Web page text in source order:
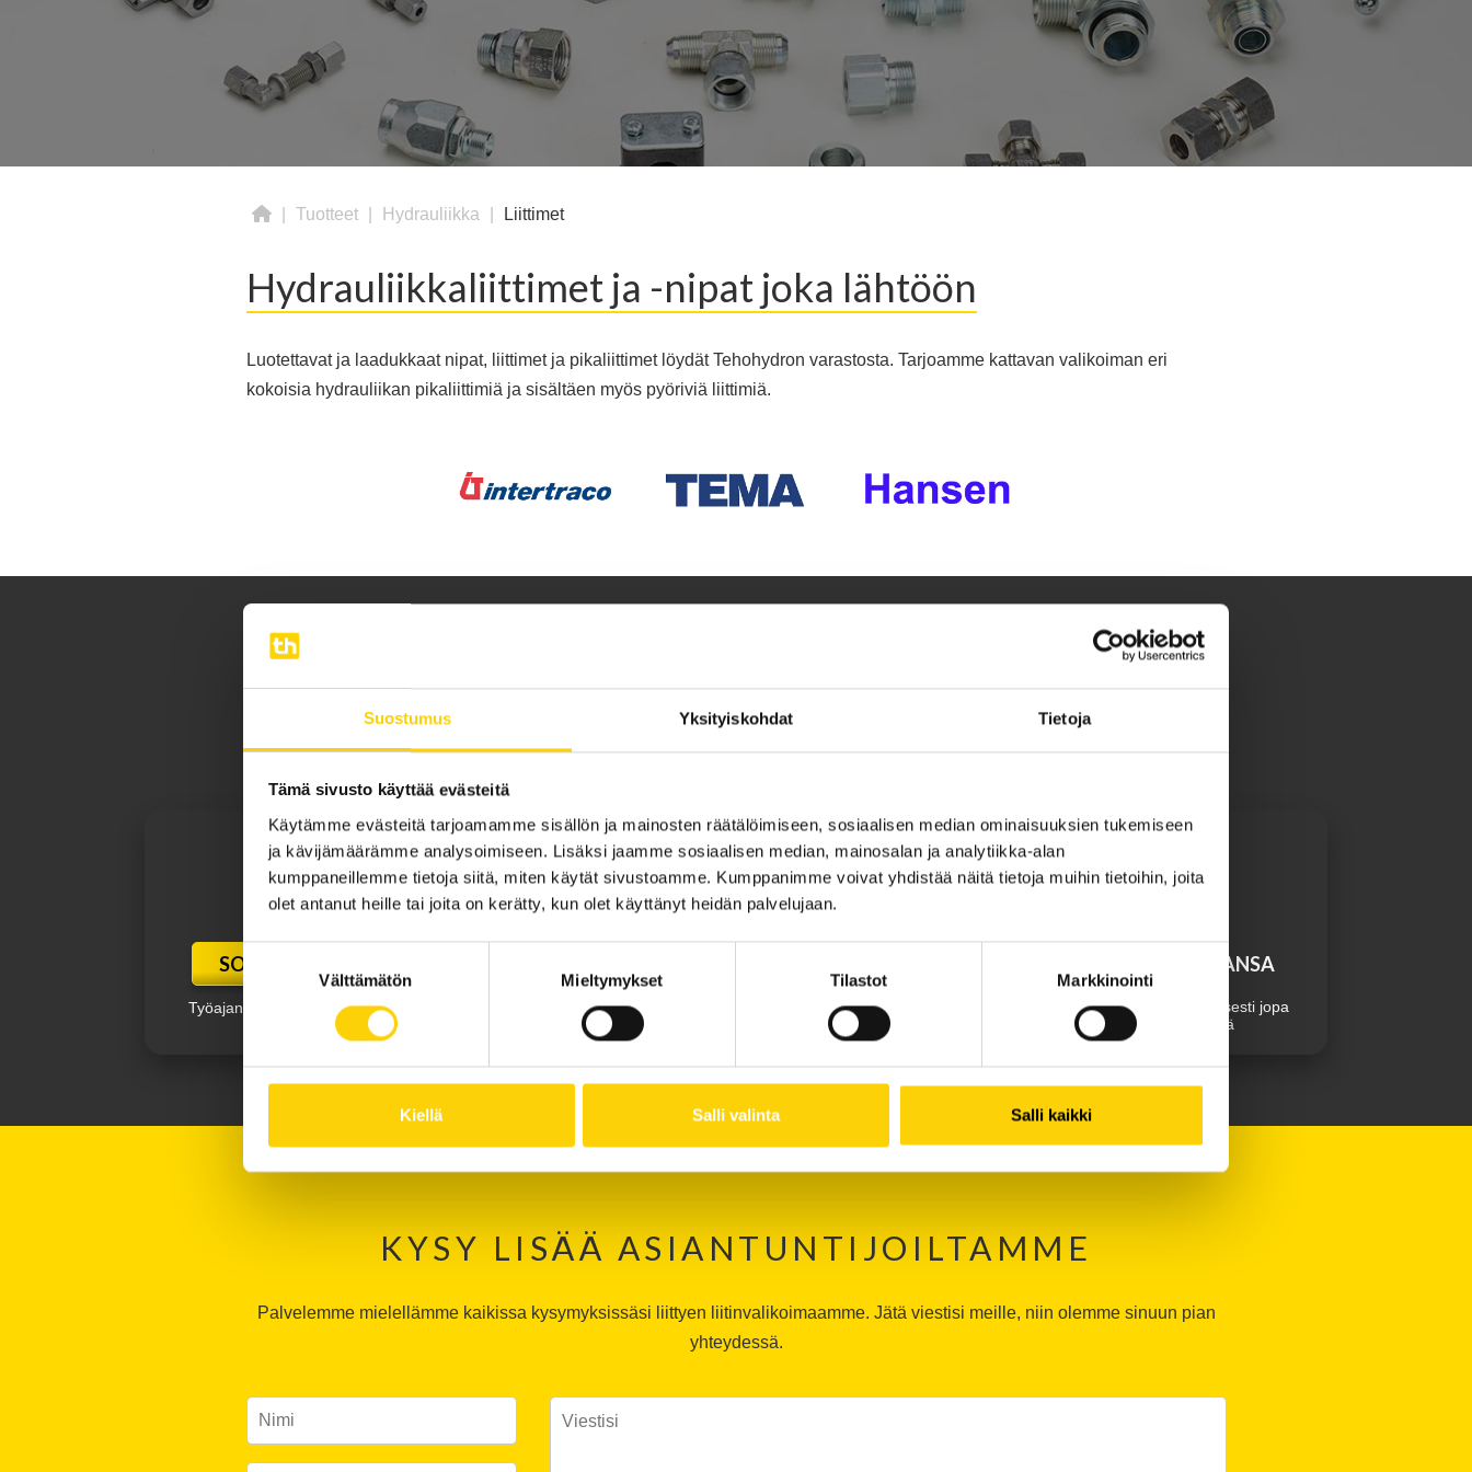
Suostumus Yksityiskohdat Tietoja
Tämä sivusto käyttää evästeitä
Käytämme evästeitä tarjoamamme sisällön ja mainosten räätälöimiseen, sosiaalisen median ominaisuuksien tukemiseen
ja kävijämäärämme analysoimiseen. Lisäksi jaamme sosiaalisen median, mainosalan ja analytiikka-alan
kumppaneillemme tietoja siitä, miten käytät sivustoamme. Kumppanimme voivat yhdistää näitä tietoja muihin tietoihin, joita
olet antanut heille tai joita on kerätty, kun olet käyttänyt heidän palvelujaan.
Suostumuksen
valinta
Välttämätön Mieltymykset Tilastot Markkinointi
Kiellä Salli valinta Salli kaikki
Tuotteet Hydrauliikka Liittimet
Hydrauliikkaliittimet ja -nipat joka lähtöön
Luotettavat ja laadukkaat nipat, liittimet ja pikaliittimet löydät Tehohydron varastosta. Tarjoamme kattavan valikoiman eri
kokoisia hydrauliikan pikaliittimiä ja sisältäen myös pyöriviä liittimiä.
Me Tehohydrolla tiedämme, mitä tarvitset. Tarjoamme sinulle mielenrauhaa ja helpompaa elämää toimittamalla
kaikki hydrauliikan ja pneumatiikan osat ja ratkaisut yhdestä numerosta.
SOITA 010 248 6100
Työajan ulkopuolella 010 248 6100 info@tehohydro.fi
Ruukintie 16, Lappeenranta
ma-pe klo 7:00 - 16:30
TILAA MINNE TAHANSA
Nopea toimitus kansainvälisesti jopa
seuraavana päivänä
KYSY LISÄÄ ASIANTUNTIJOILTAMME
Palvelemme mielellämme kaikissa kysymyksissäsi liittyen liitinvalikoimaamme. Jätä viestisi meille, niin olemme sinuun pian
yhteydessä.